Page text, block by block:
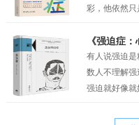
看到了因为“
彩，他依然只
偶而已，他
儡。社交恐
俗话说“三岁
和家庭因素
胆小、退缩
《强迫症：
有人说强迫
数人不理解
强迫就好像
迫只是他痛